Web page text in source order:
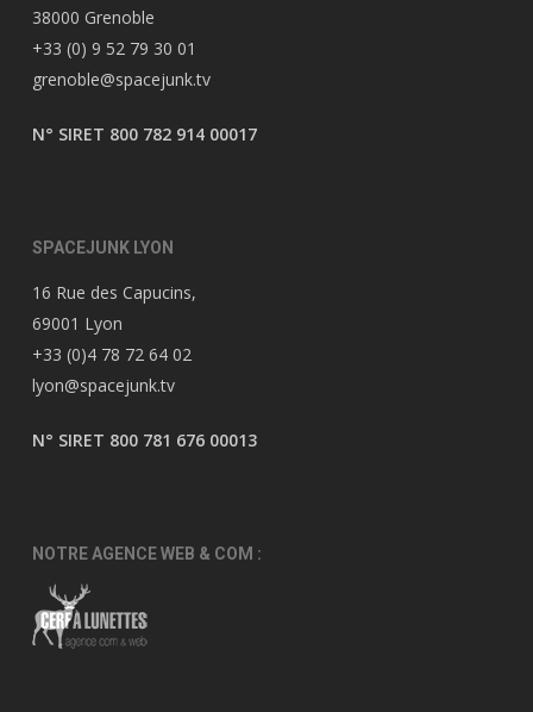
38000 Grenoble
+33 (0) 9 52 79 30 01
grenoble@spacejunk.tv
N° SIRET 800 782 914 00017
SPACEJUNK LYON
16 Rue des Capucins,
69001 Lyon
+33 (0)4 78 72 64 02
lyon@spacejunk.tv
N° SIRET 800 781 676 00013
NOTRE AGENCE WEB & COM :